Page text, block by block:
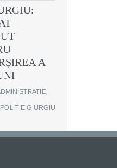
A
POLITIE GIURGIU